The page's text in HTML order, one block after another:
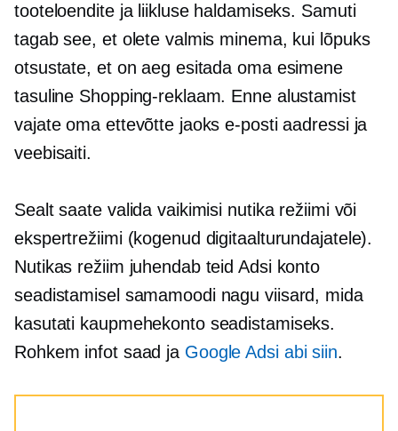
tooteloendite ja liikluse haldamiseks. Samuti
tagab see, et olete valmis minema, kui lõpuks
otsustate, et on aeg esitada oma esimene
tasuline Shopping-reklaam. Enne alustamist
vajate oma ettevõtte jaoks e-posti aadressi ja
veebisaiti.
Sealt saate valida vaikimisi nutika režiimi või
ekspertrežiimi (kogenud digitaalturundajatele).
Nutikas režiim juhendab teid Adsi konto
seadistamisel samamoodi nagu viisard, mida
kasutati kaupmehekonto seadistamiseks.
Rohkem infot saad ja Google Adsi abi siin.